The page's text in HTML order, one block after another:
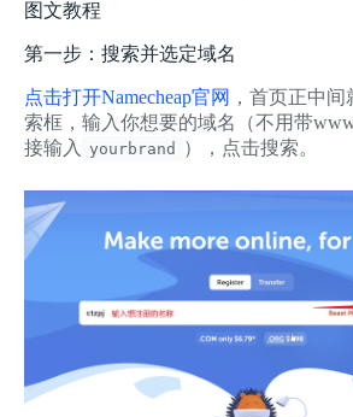
图文教程
第一步：搜索并选定域名
点击打开Namecheap官网 ，首页正中
索框，输入你想要的域名（不用带
接输入 yourbrand ），点击搜索。